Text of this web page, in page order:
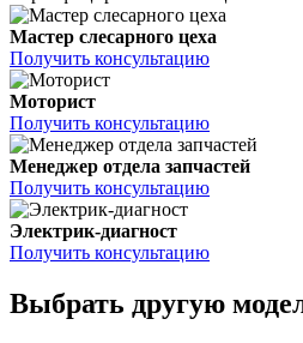
Мастер слесарного цеха
Получить консультацию
Моторист
Получить консультацию
Менеджер отдела запчастей
Получить консультацию
Электрик-диагност
Получить консультацию
Выбрать другую